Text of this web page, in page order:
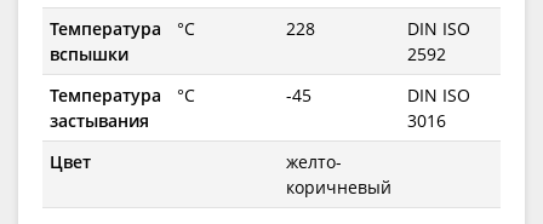
Температура
вспышки
°C 228
DIN ISO
2592
Температура
застывания
°C -45
DIN ISO
3016
Цвет
желто-
коричневый